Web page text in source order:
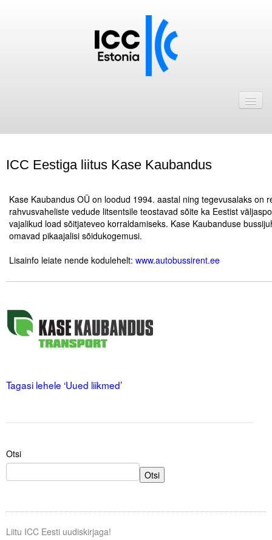
ICC Eesti liikmebaas
Liikmete pakkumised
Astu ICC Eesti liikmeks!
Publikatsioonid
Arvamus
Juhendid ja väljaanded
Kontakt
ICC Eestiga liitus Kase Kaubandus
Kase Kaubandus OÜ on loodud 1994. aastal ning tegevusalaks on
rahvusvaheliste vedude litsentsile teostavad sõite ka Eestist
vajalikud load sõitjateveo korraldamiseks. Kase Kaubanduse
omavad pikaajalisi sõidukogemusi.
Lisainfo leiate nende kodulehelt: www.autobussirent.ee
Tagasi lehele ‘Uued liikmed’
Otsi
Otsi
Liitu ICC Eesti uudiskirjaga!